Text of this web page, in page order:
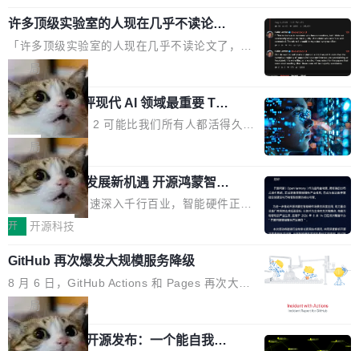
实时LCD监控屏，可充分满足当下高阶PC主机
的严苛使用需求。 澎湃功率，紧凑机身 钛金雕1
600PG5 AI TOP具备强悍输出功率，同时实现
机身尺寸大幅精简。整机长度仅16厘米，属于同
功率段机身尺寸十分紧凑的1600W电源产品。小
巧机身有效提升市面主流标准A...
复合增长率达5.44%,预计2032年将突破120亿美
元。数字广告与公共关系相关服务市场更是从20
25年的8463亿美元扩张至2026年的8763亿美
元。数字的背后是一个清晰的事实——品牌对专
业化营销服务的需求从未如此迫切。 但市场扩容
的同时,服务商的竞争逻辑正在改变。2026年Top
Agency年度合辑的观察指出,“产品”这个离消费
者最近的载体,在整个品牌营销层面的权重显著变
高了。全域营销服务商的竞争正在从规模转向深
度,案例厚度、全域覆盖、多线协同...
许多顶级实验室的人现在几乎不读论文
了
「许多顶级实验室的人现在几乎不读论文了，而
且他们认为 ICLR/ICML/NeurIPS 充斥着大量过
度宣传和欺诈。」 OpenAI 研究员 Keller Jorda
n 这条推文引发了广泛讨论。他不是在说风凉
话，他是说出了一个圈内人尽皆知但很少公开捅
破的事实。 Jordan 随后补充了一句软化声明：
「我不认为这些会议上大部分论文都在过度宣传
或造假。问题是，作为读者，如果你筛选出那些
看起来最令人兴奋的论文，那它们大部分都是过
度宣传的。」 这才是真正的痛点。不是所有论文
都有问题，是最吸引眼球的那批论文最有问题。
他引用的帖子来自 Mathew Shen，一位 ICLR 2
026 的读者：「看了篇 ...
局
xAI 前工程师评现代 AI 领域最重要 Top
3 开源项目
Flash Attention 2 可能比我们所有人都活得久。
这句话不是来自某个技术博客，而是出自 Hieu
Pham 的一条推文。Hieu Pham 是谁？他是 xAI
的早期工程师之一，在 Grok 训练基础设施团队
工作过。近日他在 X 上发了一条帖子，列出了他
认为现代 AI 领域最重要的三个开源项目。 第一
理由很具体。FA 系列不需要解释，但 FA2 是他
认为最重要的一个——复杂度恰到好处，刚好能
驱动你去学 CuTe，但还没被那些"邪恶的" Hopp
er++ 优化所淹没，足够容易修改和适配。 更关
键的是 FA2 的持久性...
局
共商智能硬件发展新机遇 开源鸿蒙智能
硬件开发者日杭州站即将举行
随着万物智联加速深入千行百业，智能硬件正从
单点设备迈向智能化、网联化、协同化发展。作
鸿蒙通过统一技术底座和分布式能力，为不同类
型智能设备的开发、连接与互联提供关键支撑，
也为产业链企业探索产品创新与商业增长打开新
的空间。 8月14日，开源鸿蒙智能硬件开发者日
（OHDD：OpenHarmony Hardware Develope
开 开源科技
GitHub 再次爆发大规模服务降级
8 月 6 日，GitHub Actions 和 Pages 再次大规
模服务降级，Actions 完全不可用超过 5 小时，
webhook 停发，连自托管 runner 也因调度层故
障无法工作。Pages、Copilot code review、C
局
Prime Agent 开源发布：一个能自我改